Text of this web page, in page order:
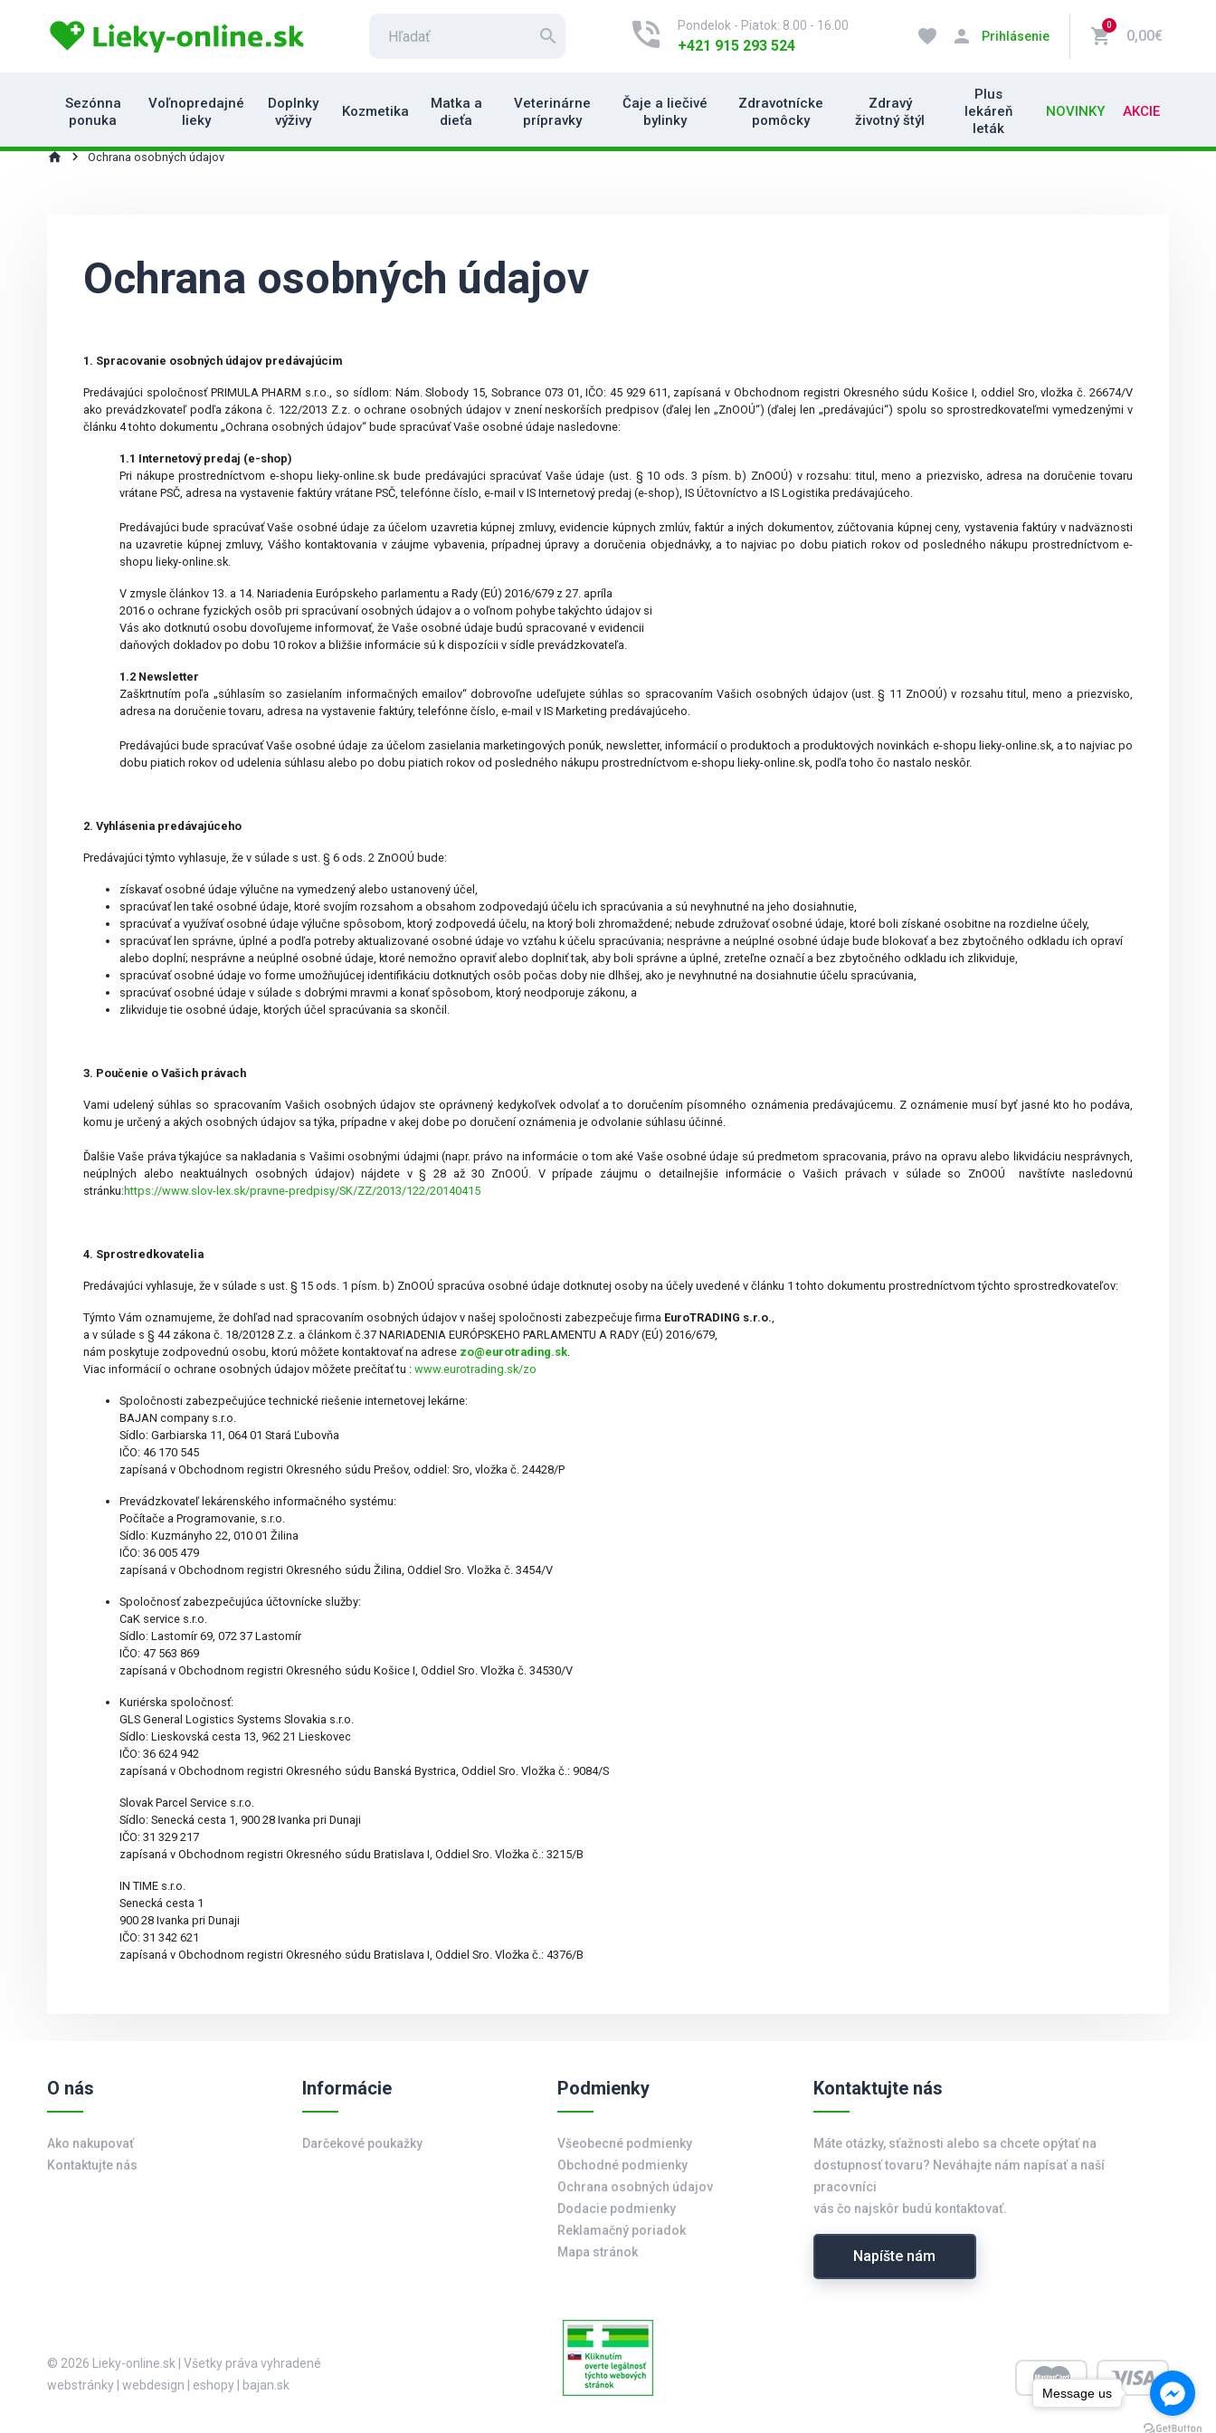
search phone_in_talk Pondelok - Piatok: 8.00 - 16.00
+421 915 293 524 favorite person Prihlásenie shopping_cart
0
0,00€
Sezónna
ponuka
Voľnopredajné
lieky
Doplnky
výživy
Kozmetika
Matka a
dieťa
Veterinárne
prípravky
Čaje a liečivé
bylinky
Zdravotnícke
pomôcky
Zdravý
životný štýl
Plus
lekáreň
leták
NOVINKY AKCIE
home Ochrana osobných údajov
Ochrana osobných údajov
1. Spracovanie osobných údajov predávajúcim
Predávajúci spoločnosť PRIMULA PHARM s.r.o., so sídlom: Nám. Slobody 15, Sobrance 073 01, IČO: 45 929 611, zapísaná v Obchodnom registri Okresného súdu Košice I, oddiel Sro, vložka č. 26674/V
ako prevádzkovateľ podľa zákona č. 122/2013 Z.z. o ochrane osobných údajov v znení neskorších predpisov (ďalej len „ZnOOÚ“) (ďalej len „predávajúci“) spolu so sprostredkovateľmi vymedzenými v
článku 4 tohto dokumentu „Ochrana osobných údajov“ bude spracúvať Vaše osobné údaje nasledovne:
1.1 Internetový predaj (e-shop)
Pri nákupe prostredníctvom e-shopu lieky-online.sk bude predávajúci spracúvať Vaše údaje (ust. § 10 ods. 3 písm. b) ZnOOÚ) v rozsahu: titul, meno a priezvisko, adresa na doručenie tovaru
vrátane PSČ, adresa na vystavenie faktúry vrátane PSČ, telefónne číslo, e-mail v IS Internetový predaj (e-shop), IS Účtovníctvo a IS Logistika predávajúceho.
Predávajúci bude spracúvať Vaše osobné údaje za účelom uzavretia kúpnej zmluvy, evidencie kúpnych zmlúv, faktúr a iných dokumentov, zúčtovania kúpnej ceny, vystavenia faktúry v nadväznosti
na uzavretie kúpnej zmluvy, Vášho kontaktovania v záujme vybavenia, prípadnej úpravy a doručenia objednávky, a to najviac po dobu piatich rokov od posledného nákupu prostredníctvom e-
shopu lieky-online.sk.
V zmysle článkov 13. a 14. Nariadenia Európskeho parlamentu a Rady (EÚ) 2016/679 z 27. apríla
2016 o ochrane fyzických osôb pri spracúvaní osobných údajov a o voľnom pohybe takýchto údajov si
Vás ako dotknutú osobu dovoľujeme informovať, že Vaše osobné údaje budú spracované v evidencii
daňových dokladov po dobu 10 rokov a bližšie informácie sú k dispozícii v sídle prevádzkovateľa.
1.2 Newsletter
Zaškrtnutím poľa „súhlasím so zasielaním informačných emailov“ dobrovoľne udeľujete súhlas so spracovaním Vašich osobných údajov (ust. § 11 ZnOOÚ) v rozsahu titul, meno a priezvisko,
adresa na doručenie tovaru, adresa na vystavenie faktúry, telefónne číslo, e-mail v IS Marketing predávajúceho.
Predávajúci bude spracúvať Vaše osobné údaje za účelom zasielania marketingových ponúk, newsletter, informácií o produktoch a produktových novinkách e-shopu lieky-online.sk, a to najviac po
dobu piatich rokov od udelenia súhlasu alebo po dobu piatich rokov od posledného nákupu prostredníctvom e-shopu lieky-online.sk, podľa toho čo nastalo neskôr.
2. Vyhlásenia predávajúceho
Predávajúci týmto vyhlasuje, že v súlade s ust. § 6 ods. 2 ZnOOÚ bude:
získavať osobné údaje výlučne na vymedzený alebo ustanovený účel,
spracúvať len také osobné údaje, ktoré svojím rozsahom a obsahom zodpovedajú účelu ich spracúvania a sú nevyhnutné na jeho dosiahnutie,
spracúvať a využívať osobné údaje výlučne spôsobom, ktorý zodpovedá účelu, na ktorý boli zhromaždené; nebude združovať osobné údaje, ktoré boli získané osobitne na rozdielne účely,
spracúvať len správne, úplné a podľa potreby aktualizované osobné údaje vo vzťahu k účelu spracúvania; nesprávne a neúplné osobné údaje bude blokovať a bez zbytočného odkladu ich opraví
alebo doplní; nesprávne a neúplné osobné údaje, ktoré nemožno opraviť alebo doplniť tak, aby boli správne a úplné, zreteľne označí a bez zbytočného odkladu ich zlikviduje,
spracúvať osobné údaje vo forme umožňujúcej identifikáciu dotknutých osôb počas doby nie dlhšej, ako je nevyhnutné na dosiahnutie účelu spracúvania,
spracúvať osobné údaje v súlade s dobrými mravmi a konať spôsobom, ktorý neodporuje zákonu, a
zlikviduje tie osobné údaje, ktorých účel spracúvania sa skončil.
3. Poučenie o Vašich právach
Vami udelený súhlas so spracovaním Vašich osobných údajov ste oprávnený kedykoľvek odvolať a to doručením písomného oznámenia predávajúcemu. Z oznámenie musí byť jasné kto ho podáva,
komu je určený a akých osobných údajov sa týka, prípadne v akej dobe po doručení oznámenia je odvolanie súhlasu účinné.
Ďalšie Vaše práva týkajúce sa nakladania s Vašimi osobnými údajmi (napr. právo na informácie o tom aké Vaše osobné údaje sú predmetom spracovania, právo na opravu alebo likvidáciu nesprávnych,
neúplných alebo neaktuálnych osobných údajov) nájdete v § 28 až 30 ZnOOÚ. V prípade záujmu o detailnejšie informácie o Vašich právach v súlade so ZnOOÚ navštívte nasledovnú
stránku:https://www.slov-lex.sk/pravne-predpisy/SK/ZZ/2013/122/20140415
4. Sprostredkovatelia
Predávajúci vyhlasuje, že v súlade s ust. § 15 ods. 1 písm. b) ZnOOÚ spracúva osobné údaje dotknutej osoby na účely uvedené v článku 1 tohto dokumentu prostredníctvom týchto sprostredkovateľov:
Týmto Vám oznamujeme, že dohľad nad spracovaním osobných údajov v našej spoločnosti zabezpečuje firma EuroTRADING s.r.o.,
a v súlade s § 44 zákona č. 18/20128 Z.z. a článkom č.37 NARIADENIA EURÓPSKEHO PARLAMENTU A RADY (EÚ) 2016/679,
nám poskytuje zodpovednú osobu, ktorú môžete kontaktovať na adrese zo@eurotrading.sk.
Viac informácií o ochrane osobných údajov môžete prečítať tu : www.eurotrading.sk/zo
Spoločnosti zabezpečujúce technické riešenie internetovej lekárne:
BAJAN company s.r.o.
Sídlo: Garbiarska 11, 064 01 Stará Ľubovňa
IČO: 46 170 545
zapísaná v Obchodnom registri Okresného súdu Prešov, oddiel: Sro, vložka č. 24428/P
Prevádzkovateľ lekárenského informačného systému:
Počítače a Programovanie, s.r.o.
Sídlo: Kuzmányho 22, 010 01 Žilina
IČO: 36 005 479
zapísaná v Obchodnom registri Okresného súdu Žilina, Oddiel Sro. Vložka č. 3454/V
Spoločnosť zabezpečujúca účtovnícke služby:
CaK service s.r.o.
Sídlo: Lastomír 69, 072 37 Lastomír
IČO: 47 563 869
zapísaná v Obchodnom registri Okresného súdu Košice I, Oddiel Sro. Vložka č. 34530/V
Kuriérska spoločnosť:
GLS General Logistics Systems Slovakia s.r.o.
Sídlo: Lieskovská cesta 13, 962 21 Lieskovec
IČO: 36 624 942
zapísaná v Obchodnom registri Okresného súdu Banská Bystrica, Oddiel Sro. Vložka č.: 9084/S
Slovak Parcel Service s.r.o.
Sídlo: Senecká cesta 1, 900 28 Ivanka pri Dunaji
IČO: 31 329 217
zapísaná v Obchodnom registri Okresného súdu Bratislava I, Oddiel Sro. Vložka č.: 3215/B
IN TIME s.r.o.
Senecká cesta 1
900 28 Ivanka pri Dunaji
IČO: 31 342 621
zapísaná v Obchodnom registri Okresného súdu Bratislava I, Oddiel Sro. Vložka č.: 4376/B
O nás
Ako nakupovať
Kontaktujte nás
Informácie
Darčekové poukažky
Podmienky
Všeobecné podmienky
Obchodné podmienky
Ochrana osobných údajov
Dodacie podmienky
Reklamačný poriadok
Mapa stránok
Kontaktujte nás
Máte otázky, sťažnosti alebo sa chcete opýtať na
dostupnosť tovaru? Neváhajte nám napísať a naší
pracovníci
vás čo najskôr budú kontaktovať.
Napíšte nám
© 2026 Lieky-online.sk
Všetky práva vyhradené
webstránky webdesign eshopy bajan.sk
Message us